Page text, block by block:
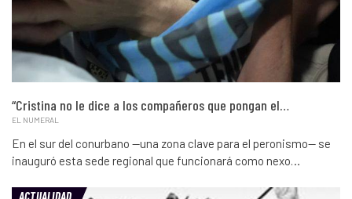
“Cristina no le dice a los compañeros que pongan el…
EL NUMERAL
En el sur del conurbano —una zona clave para el peronismo— se
inauguró esta sede regional que funcionará como nexo…